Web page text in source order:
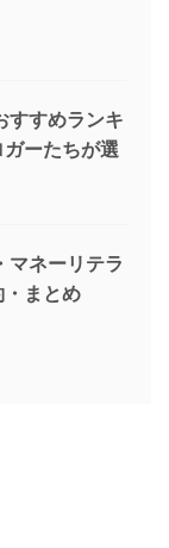
すすめランキ
ーたちが選
マネーリテラ
・まとめ